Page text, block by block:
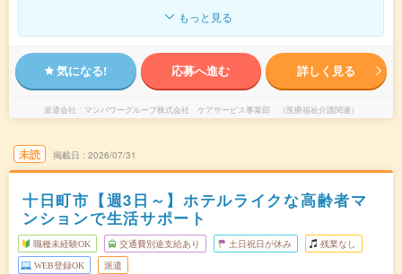
もっと見る
気になる! 応募へ進む 詳しく見る
派遣会社 マンパワーグループ株式会社 ケアサービス事業部 （医療福祉介護関連）
未読 掲載日 2026/07/31
十日町市【週3日～】ホテルライクな高齢者マ
ンションで生活サポート
職種未経験OK 交通費別途支給あり 土日祝日が休み 残業なし
WEB登録OK 派遣